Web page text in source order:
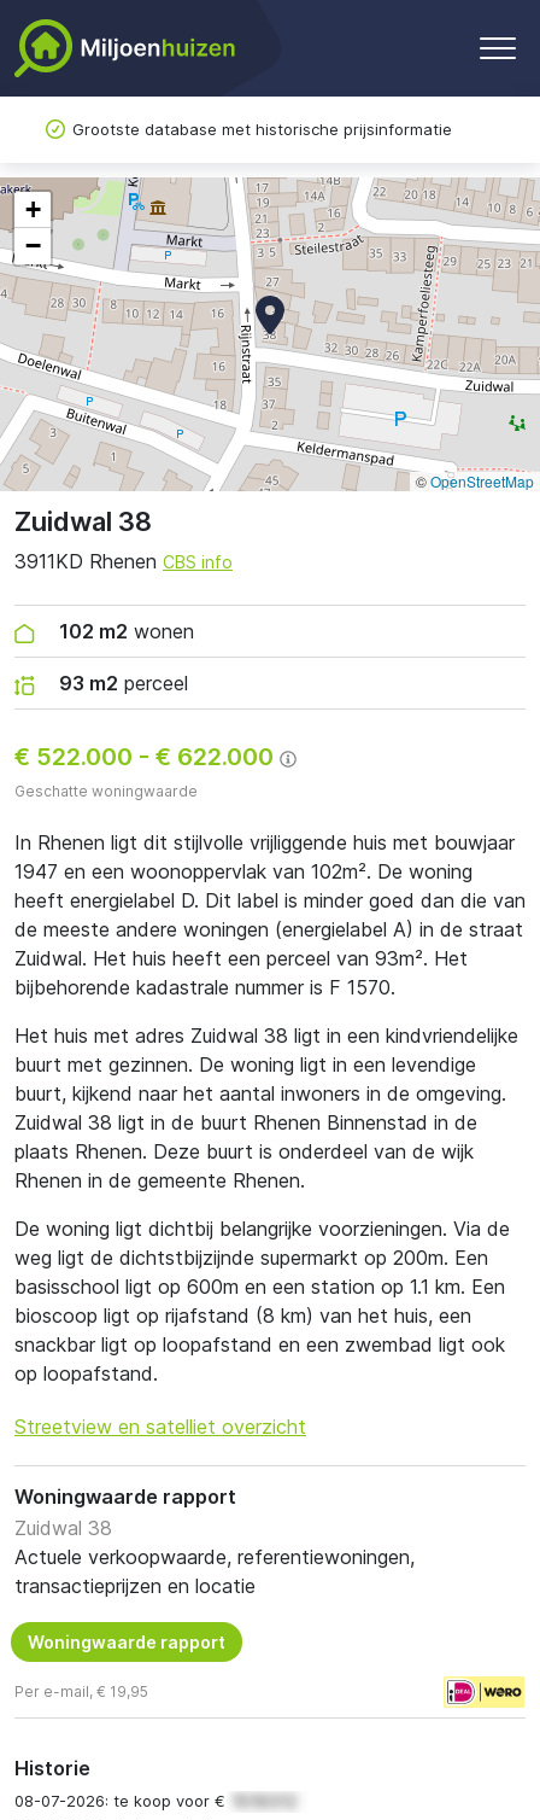
Grootste database met historische prijsinformatie
Zuidwal 38
3911KD Rhenen CBS info
102 m2 wonen
93 m2 perceel
€ 522.000 - € 622.000
Geschatte woningwaarde
In Rhenen ligt dit stijlvolle vrijliggende huis met bouwjaar
1947 en een woonoppervlak van 102m². De woning
heeft energielabel D. Dit label is minder goed dan die van
de meeste andere woningen (energielabel A) in de straat
Zuidwal. Het huis heeft een perceel van 93m². Het
bijbehorende kadastrale nummer is F 1570.
Het huis met adres Zuidwal 38 ligt in een kindvriendelijke
buurt met gezinnen. De woning ligt in een levendige
buurt, kijkend naar het aantal inwoners in de omgeving.
Zuidwal 38 ligt in de buurt Rhenen Binnenstad in de
plaats Rhenen. Deze buurt is onderdeel van de wijk
Rhenen in de gemeente Rhenen.
De woning ligt dichtbij belangrijke voorzieningen. Via de
weg ligt de dichtstbijzijnde supermarkt op 200m. Een
basisschool ligt op 600m en een station op 1.1 km. Een
bioscoop ligt op rijafstand (8 km) van het huis, een
snackbar ligt op loopafstand en een zwembad ligt ook
op loopafstand.
Streetview en satelliet overzicht
Woningwaarde rapport
Zuidwal 38
Actuele verkoopwaarde, referentiewoningen,
transactieprijzen en locatie
Woningwaarde rapport
Per e-mail, € 19,95
Historie
08-07-2026: te koop voor €
+
−
©OpenStreetMap